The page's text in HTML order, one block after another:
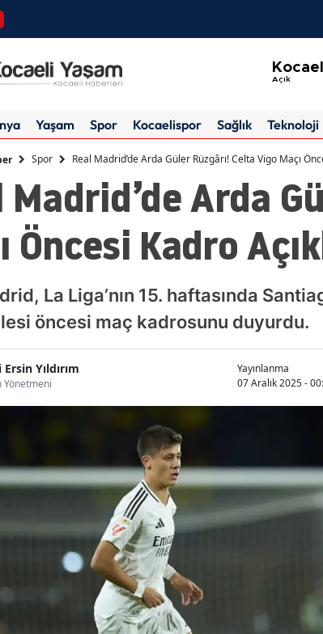
Açık
Ankara
Antalya
Aydın
Bilecik
Bolu
Yaşam Spor Kocaelispor Sağlık Teknoloji
Spor Real Madrid’de Arda Güler Rüzgârı! Celta Vigo Maçı
Madrid’de Arda
Öncesi Kadro
La Liga’nın 15. haftasında
öncesi maç kadrosunu duyurdu.
Yıldırım
Yönetmeni
Yayınlanma
07 Aralık 2025 -